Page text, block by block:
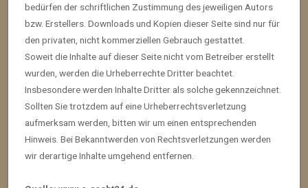
bedürfen der schriftlichen Zustimmung des jeweiligen Autors
bzw. Erstellers. Downloads und Kopien dieser Seite sind nur für
den privaten, nicht kommerziellen Gebrauch gestattet.
Soweit die Inhalte auf dieser Seite nicht vom Betreiber erstellt
wurden, werden die Urheberrechte Dritter beachtet.
Insbesondere werden Inhalte Dritter als solche gekennzeichnet.
Sollten Sie trotzdem auf eine Urheberrechtsverletzung
aufmerksam werden, bitten wir um einen entsprechenden
Hinweis. Bei Bekanntwerden von Rechtsverletzungen werden
wir derartige Inhalte umgehend entfernen.